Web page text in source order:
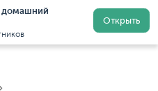
домашний
Открыть
Регистрация